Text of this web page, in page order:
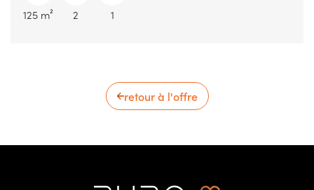
125 m² 2 1
retour à l'offre